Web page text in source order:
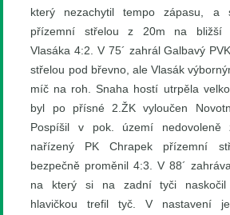
který nezachytil tempo zápasu, a
přízemní střelou z 20m na bližší
Vlasáka 4:2. V 75´ zahrál Galbavý
střelou pod břevno, ale Vlasák
míč na roh. Snaha hostí utrpěla
byl po přísné 2.ŽK vyloučen
Pospíšil v pok. území nedovoleně
nařízený PK Chrapek přízemní
bezpečně proměnil 4:3. V 88´
na který si na zadní tyči
hlavičkou trefil tyč. V nastavení